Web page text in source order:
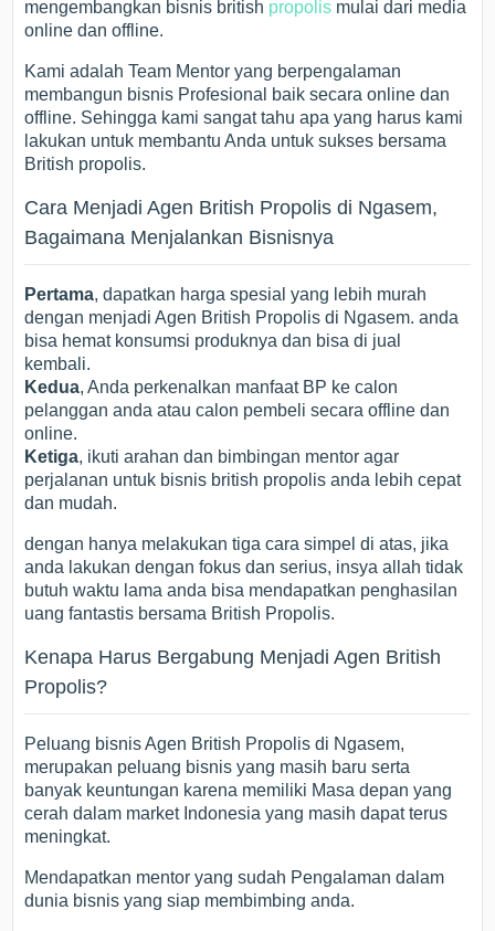
mengembangkan bisnis british propolis mulai dari media
online dan offline.
Kami adalah Team Mentor yang berpengalaman
membangun bisnis Profesional baik secara online dan
offline. Sehingga kami sangat tahu apa yang harus kami
lakukan untuk membantu Anda untuk sukses bersama
British propolis.
Cara Menjadi Agen British Propolis di Ngasem,
Bagaimana Menjalankan Bisnisnya
Pertama, dapatkan harga spesial yang lebih murah
dengan menjadi Agen British Propolis di Ngasem. anda
bisa hemat konsumsi produknya dan bisa di jual
kembali.
Kedua, Anda perkenalkan manfaat BP ke calon
pelanggan anda atau calon pembeli secara offline dan
online.
Ketiga, ikuti arahan dan bimbingan mentor agar
perjalanan untuk bisnis british propolis anda lebih cepat
dan mudah.
dengan hanya melakukan tiga cara simpel di atas, jika
anda lakukan dengan fokus dan serius, insya allah tidak
butuh waktu lama anda bisa mendapatkan penghasilan
uang fantastis bersama British Propolis.
Kenapa Harus Bergabung Menjadi Agen British
Propolis?
Peluang bisnis Agen British Propolis di Ngasem,
merupakan peluang bisnis yang masih baru serta
banyak keuntungan karena memiliki Masa depan yang
cerah dalam market Indonesia yang masih dapat terus
meningkat.
Mendapatkan mentor yang sudah Pengalaman dalam
dunia bisnis yang siap membimbing anda.